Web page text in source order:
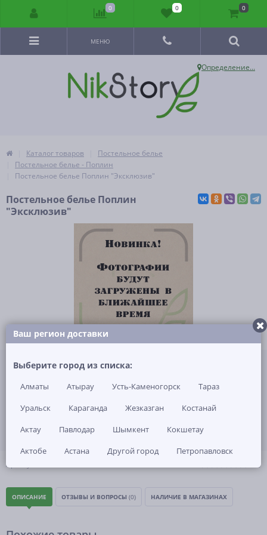
Определение...
МЕНЮ
Каталог товаров
Постельное белье
Постельное белье - Поплин
Постельное белье Поплин "Эксклюзив"
Постельное белье Поплин
"Эксклюзив"
Артикул: - (0)
Нет в наличии
ОПИСАНИЕ ОТЗЫВЫ И ВОПРОСЫ (0) НАЛИЧИЕ В МАГАЗИНАХ
Ваш регион доставки
Выберите город из списка:
Алматы Атырау Усть-Каменогорск
Тараз
Уральск
Караганда Жезказган
Костанай
Актау
Павлодар Шымкент
Кокшетау
Актобе
Астана Другой город Петропавловск
0 0 0